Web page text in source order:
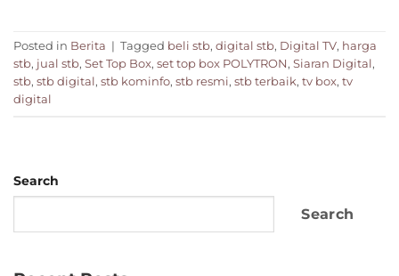
Posted in Berita | Tagged beli stb, digital stb, Digital TV, harga
stb, jual stb, Set Top Box, set top box POLYTRON, Siaran Digital,
stb, stb digital, stb kominfo, stb resmi, stb terbaik, tv box, tv
digital
Search
Search